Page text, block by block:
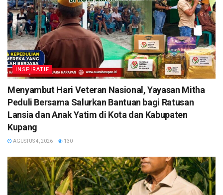
INSPIRATIF
​Menyambut Hari Veteran Nasional, Yayasan Mitha
Peduli Bersama Salurkan Bantuan bagi Ratusan
Lansia dan Anak Yatim di Kota dan Kabupaten
Kupang
AGUSTUS 4, 2026 130